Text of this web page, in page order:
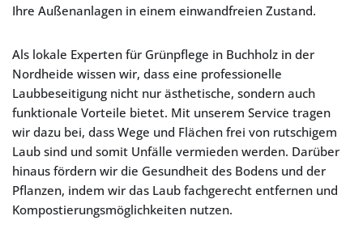
Ihre Außenanlagen in einem einwandfreien Zustand.
Als lokale Experten für Grünpflege in Buchholz in der
Nordheide wissen wir, dass eine professionelle
Laubbeseitigung nicht nur ästhetische, sondern auch
funktionale Vorteile bietet. Mit unserem Service tragen
wir dazu bei, dass Wege und Flächen frei von rutschigem
Laub sind und somit Unfälle vermieden werden. Darüber
hinaus fördern wir die Gesundheit des Bodens und der
Pflanzen, indem wir das Laub fachgerecht entfernen und
Kompostierungsmöglichkeiten nutzen.